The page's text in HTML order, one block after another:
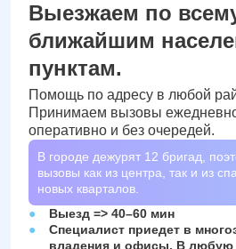
Выезжаем по
ближайшим
пунктам.
Помощь по адресу в любой
Принимаем вызовы
оперативно и без очередей.
В городе дежурят 12 бригад,
вызовы как из центра, так и из
новых кварталов.
Выезд => 40–60 мин
Специалист приедет в
владения и офисы. В любую